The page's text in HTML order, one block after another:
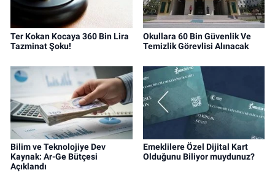
Ter Kokan Kocaya 360 Bin Lira
Tazminat Şoku!
Okullara 60 Bin Güvenlik Ve
Temizlik Görevlisi Alınacak
Bilim ve Teknolojiye Dev
Kaynak: Ar-Ge Bütçesi
Açıklandı
Emeklilere Özel Dijital Kart
Olduğunu Biliyor muydunuz?